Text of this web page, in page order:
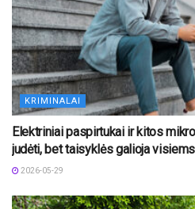
KRIMINALAI
Elektriniai paspirtukai ir kitos
judėti, bet taisyklės galioja visiems
2026-05-29